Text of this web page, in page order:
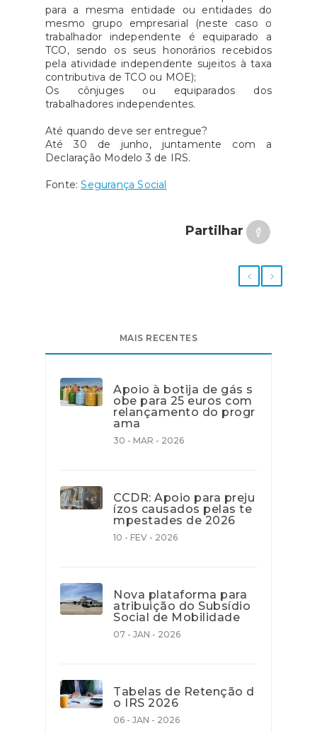
para a mesma entidade ou entidades do
mesmo grupo empresarial (neste caso o
trabalhador independente é equiparado a
TCO, sendo os seus honorários recebidos
pela atividade independente sujeitos à taxa
contributiva de TCO ou MOE);
Os cônjuges ou equiparados dos
trabalhadores independentes.
Até quando deve ser entregue?
Até 30 de junho, juntamente com a
Declaração Modelo 3 de IRS.
Fonte:Segurança Social
Partilhar
MAIS RECENTES
Apoio à botija de gás s
obe para 25 euros com
relançamento do progr
ama
30 - MAR - 2026
CCDR: Apoio para preju
ízos causados pelas te
mpestades de 2026
10 - FEV - 2026
Nova plataforma para
atribuição do Subsídio
Social de Mobilidade
07 - JAN - 2026
Tabelas de Retenção d
o IRS 2026
06 - JAN - 2026